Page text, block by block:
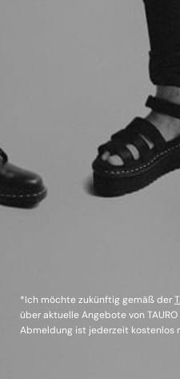
*Ich möchte zukünftig gemäß der
über aktuelle Angebote von
Abmeldung ist jederzeit kostenlos